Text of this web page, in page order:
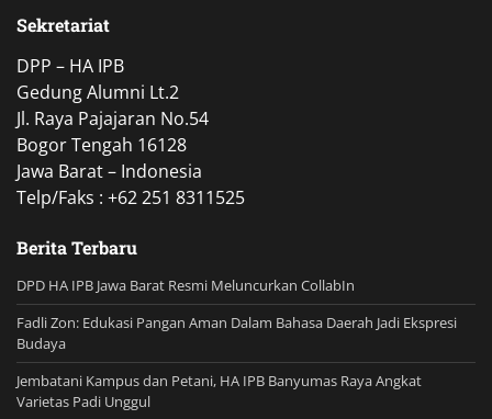
Sekretariat
DPP – HA IPB
Gedung Alumni Lt.2
Jl. Raya Pajajaran No.54
Bogor Tengah 16128
Jawa Barat – Indonesia
Telp/Faks : +62 251 8311525
Berita Terbaru
DPD HA IPB Jawa Barat Resmi Meluncurkan CollabIn
Fadli Zon: Edukasi Pangan Aman Dalam Bahasa Daerah Jadi Ekspresi
Budaya
Jembatani Kampus dan Petani, HA IPB Banyumas Raya Angkat
Varietas Padi Unggul